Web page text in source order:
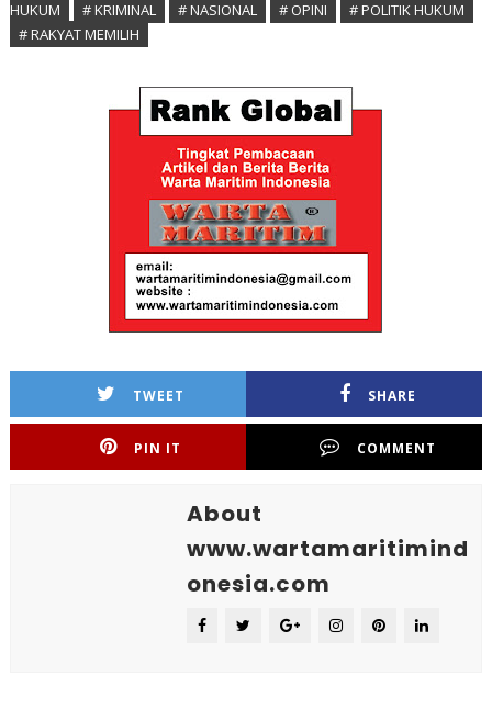
HUKUM # KRIMINAL # NASIONAL # OPINI
# POLITIK HUKUM
# RAKYAT MEMILIH
TWEET SHARE
PIN IT COMMENT
About
www.wartamaritimind
onesia.com